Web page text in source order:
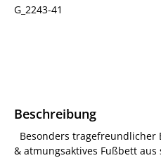
G_2243-41
Beschreibung
Besonders tragefreundlicher
& atmungsaktives Fußbett